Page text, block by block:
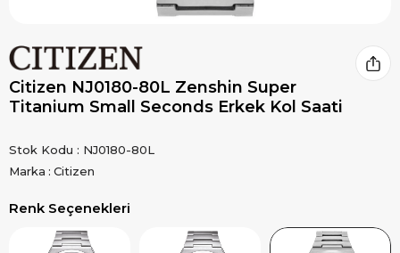
Citizen NJ0180-80L Zenshin Super
Titanium Small Seconds Erkek Kol Saati
Stok Kodu
NJ0180-80L
Marka : Citizen
Renk Seçenekleri